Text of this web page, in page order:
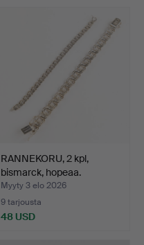
RANNEKORU, 2 kpl,
bismarck, hopeaa.
Myyty 3 elo 2026
9 tarjousta
48 USD